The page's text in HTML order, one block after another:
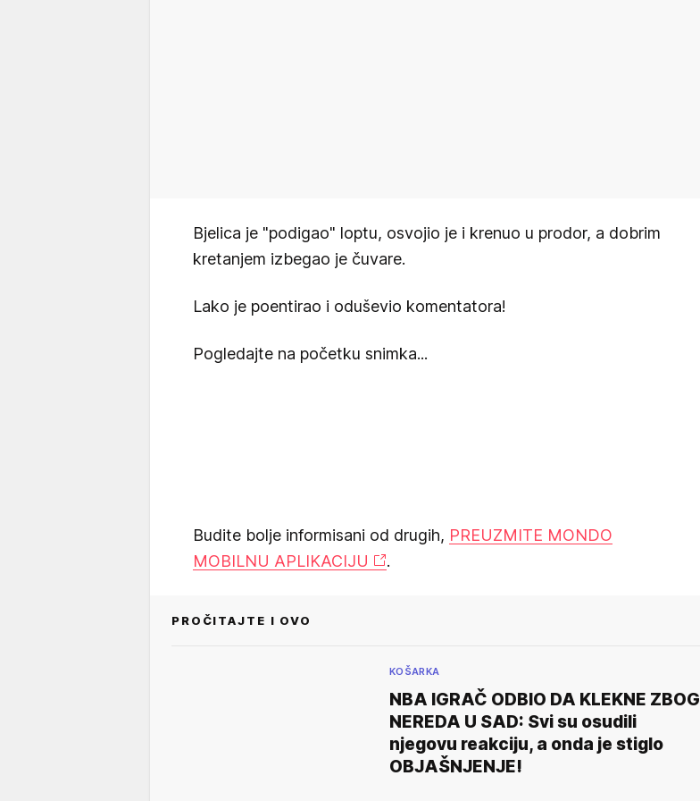
Bjelica je "podigao" loptu, osvojio je i krenuo u prodor, a dobrim
kretanjem izbegao je čuvare.
Lako je poentirao i oduševio komentatora!
Pogledajte na početku snimka...
Budite bolje informisani od drugih, PREUZMITE MONDO
MOBILNU APLIKACIJU
.
PROČITAJTE I OVO
KOŠARKA
NBA IGRAČ ODBIO DA KLEKNE ZBOG
NEREDA U SAD: Svi su osudili
njegovu reakciju, a onda je stiglo
OBJAŠNJENJE!